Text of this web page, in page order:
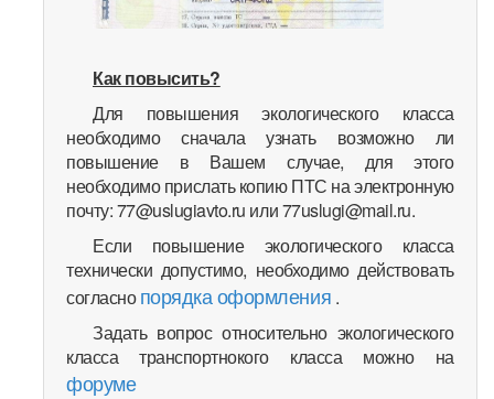
Как повысить?
Для повышения экологического класса
необходимо сначала узнать возможно ли
повышение в Вашем случае, для этого
необходимо прислать копию ПТС на электронную
почту: 77@uslugiavto.ru или 77uslugi@mail.ru.
Если повышение экологического класса
технически допустимо, необходимо действовать
согласнопорядка оформления .
Задать вопрос относительно экологического
класса транспортнокого класса можно на
форуме